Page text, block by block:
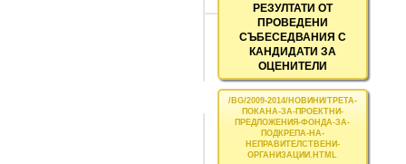
РЕЗУЛТАТИ ОТ
ПРОВЕДЕНИ
СЪБЕСЕДВАНИЯ С
КАНДИДАТИ ЗА
ОЦЕНИТЕЛИ